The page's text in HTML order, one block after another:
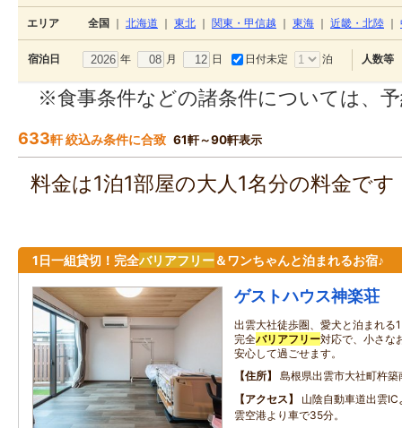
エリア 全国 北海道 東北 関東・甲信越 東海 近畿・北陸
宿泊日 年 月 日 日付未定 泊 人数等
※食事条件などの諸条件については、
633軒 絞込み条件に合致 61軒～90軒表示
料金は1泊1部屋の大人1名分の料金で
1日一組貸切！完全バリアフリー＆ワンちゃんと泊まれるお宿♪
ゲストハウス神楽荘
出雲大社徒歩圏、愛犬と泊まれる
完全バリアフリー対応で、小さな
安心して過ごせます。
住所
島根県出雲市大社町杵築
アクセス
山陰自動車道出雲
雲空港より車で35分。